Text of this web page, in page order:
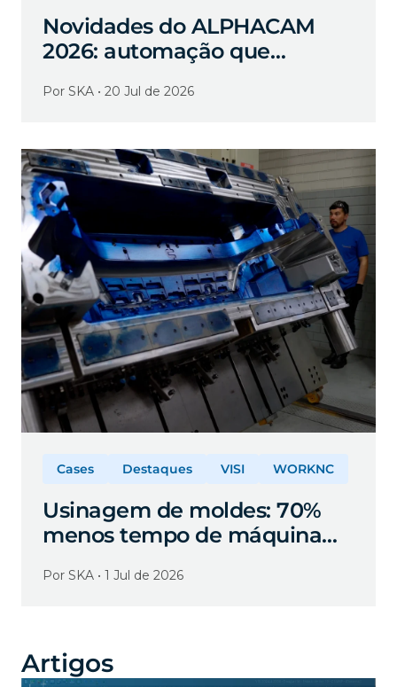
Novidades do ALPHACAM
2026: automação que
Por SKA • 20 Jul de 2026
Cases Destaques VISI WORKNC
Usinagem de moldes: 70%
menos tempo de máquina
Por SKA • 1 Jul de 2026
Artigos